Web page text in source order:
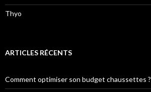
Thyo
ARTICLES RÉCENTS
Comment optimiser son budget chaussettes ?